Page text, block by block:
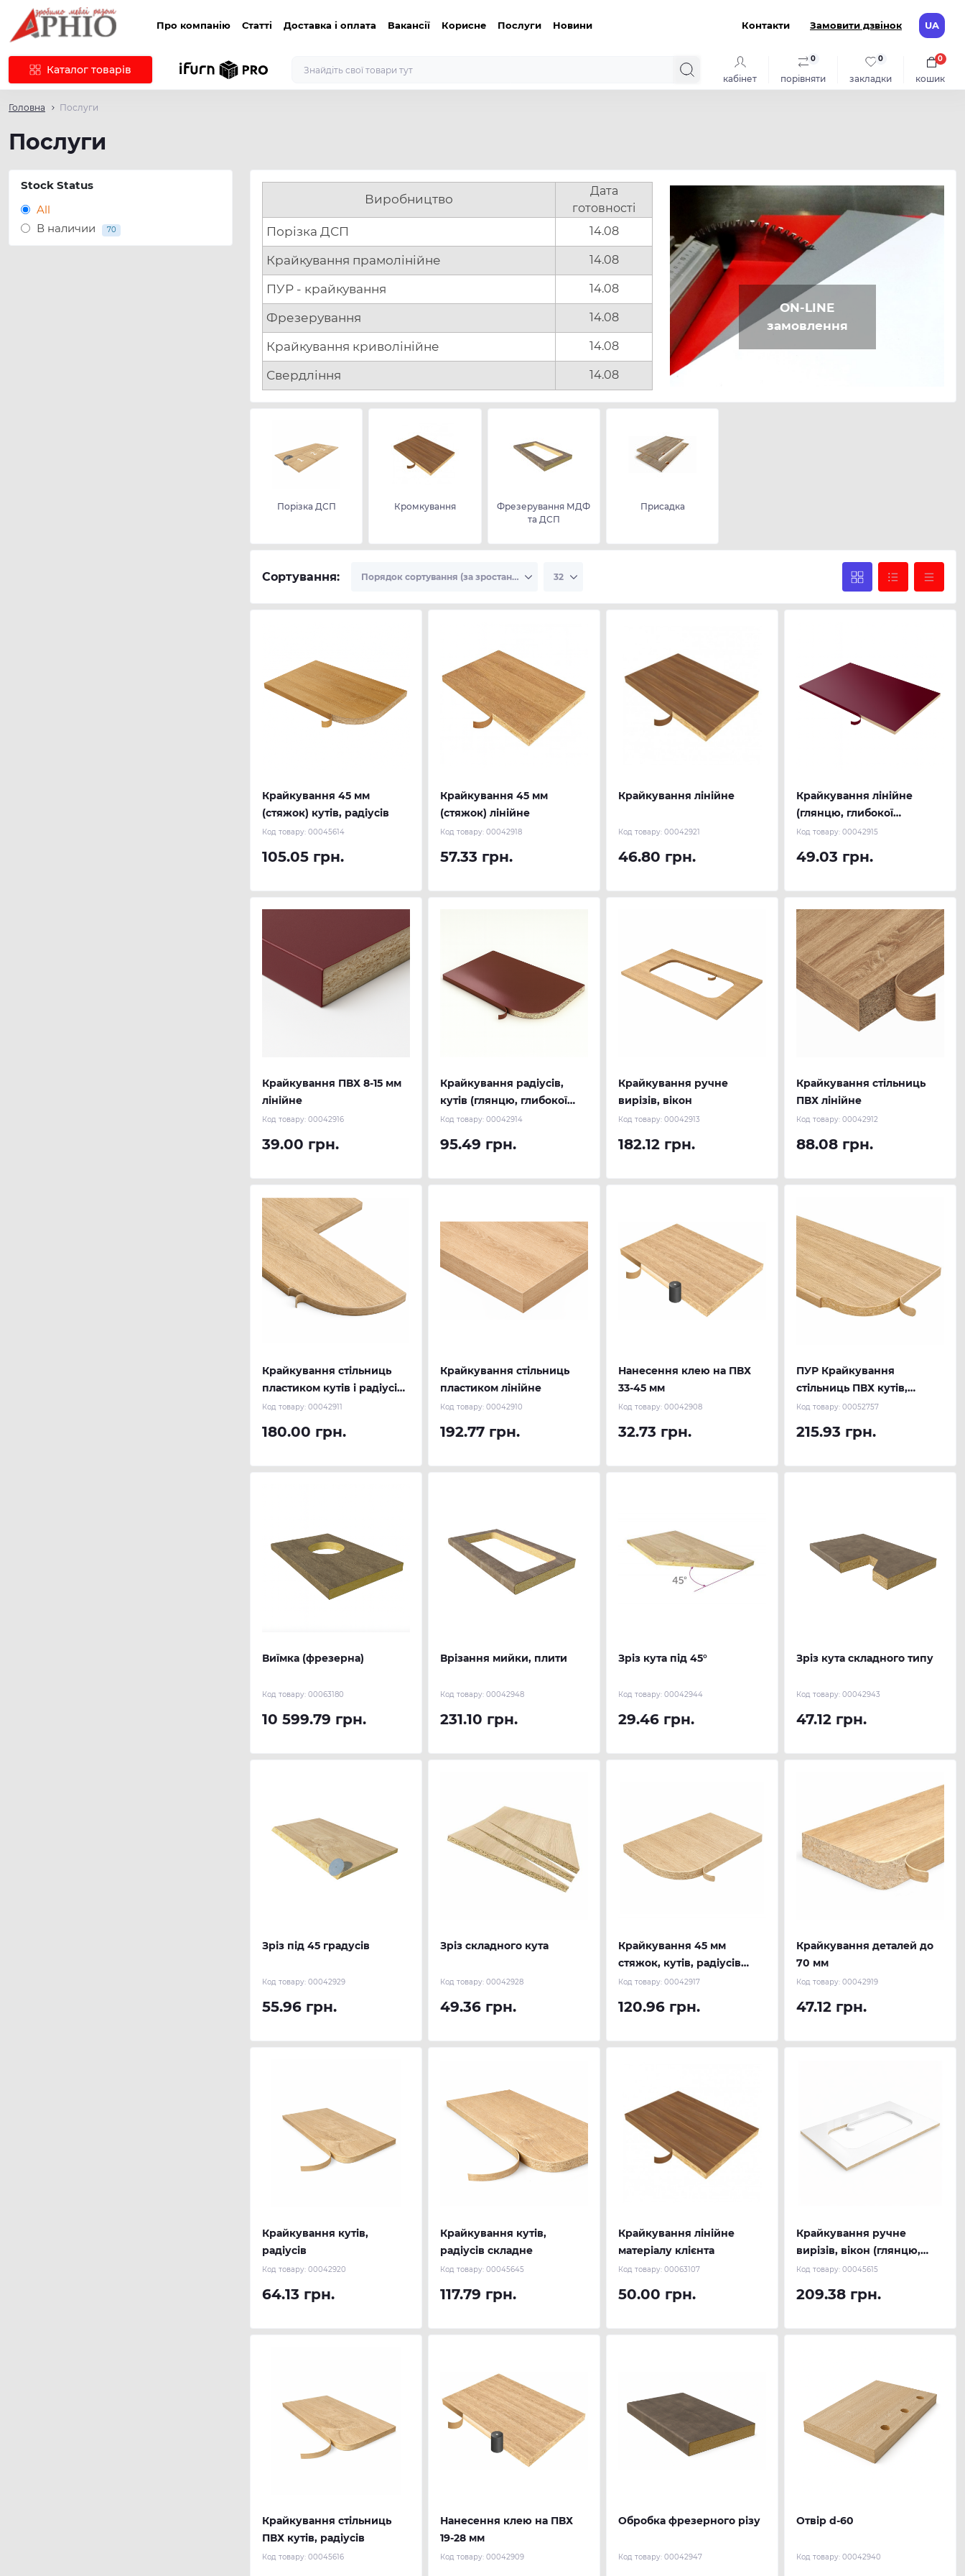
Про компанію Статті Доставка і оплата Вакансії Корисне Послуги Новини Контакти Замовити дзвінок UA
Каталог товарів
кабінет порівняти
0
закладки
0
кошик
0
Головна Послуги
Послуги
Stock Status
All
В наличии
70
Виробництво
Дата
готовності
Порізка ДСП 14.08
Крайкування прамолінійне 14.08
ПУР - крайкування 14.08
Фрезерування 14.08
Крайкування криволінійне 14.08
Свердління 14.08
ON-LINE
замовлення
Порізка ДСП Кромкування
Фрезерування МДФ
та ДСП
Присадка
Сортування:
Крайкування 45 мм
(стяжок) кутів, радіусів
Код товару: 00045614
105.05 грн.
Крайкування 45 мм
(стяжок) лінійне
Код товару: 00042918
57.33 грн.
Крайкування лінійне
Код товару: 00042921
46.80 грн.
Крайкування лінійне
(глянцю, глибокої
текстури)
Код товару: 00042915
49.03 грн.
Крайкування ПВХ 8-15 мм
лінійне
Код товару: 00042916
39.00 грн.
Крайкування радіусів,
кутів (глянцю, глибокої
текстури)
Код товару: 00042914
95.49 грн.
Крайкування ручне
вирізів, вікон
Код товару: 00042913
182.12 грн.
Крайкування стільниць
ПВХ лінійне
Код товару: 00042912
88.08 грн.
Крайкування стільниць
пластиком кутів і радіусів,
криволінійне
Код товару: 00042911
180.00 грн.
Крайкування стільниць
пластиком лінійне
Код товару: 00042910
192.77 грн.
Нанесення клею на ПВХ
33-45 мм
Код товару: 00042908
32.73 грн.
ПУР Крайкування
стільниць ПВХ кутів,
радіусів
Код товару: 00052757
215.93 грн.
Виїмка (фрезерна)
Код товару: 00063180
10 599.79 грн.
Врізання мийки, плити
Код товару: 00042948
231.10 грн.
Зріз кута під 45°
Код товару: 00042944
29.46 грн.
Зріз кута складного типу
Код товару: 00042943
47.12 грн.
Зріз під 45 градусів
Код товару: 00042929
55.96 грн.
Зріз складного кута
Код товару: 00042928
49.36 грн.
Крайкування 45 мм
стяжок, кутів, радіусів
(глянця, глибокої
Код товару: 00042917
120.96 грн.
Крайкування деталей до
70 мм
Код товару: 00042919
47.12 грн.
Крайкування кутів,
радіусів
Код товару: 00042920
64.13 грн.
Крайкування кутів,
радіусів складне
Код товару: 00045645
117.79 грн.
Крайкування лінійне
матеріалу клієнта
Код товару: 00063107
50.00 грн.
Крайкування ручне
вирізів, вікон (глянцю,
глибокої текстури)
Код товару: 00045615
209.38 грн.
Крайкування стільниць
ПВХ кутів, радіусів
Код товару: 00045616
Нанесення клею на ПВХ
19-28 мм
Код товару: 00042909
Обробка фрезерного різу
Код товару: 00042947
Отвір d-60
Код товару: 00042940